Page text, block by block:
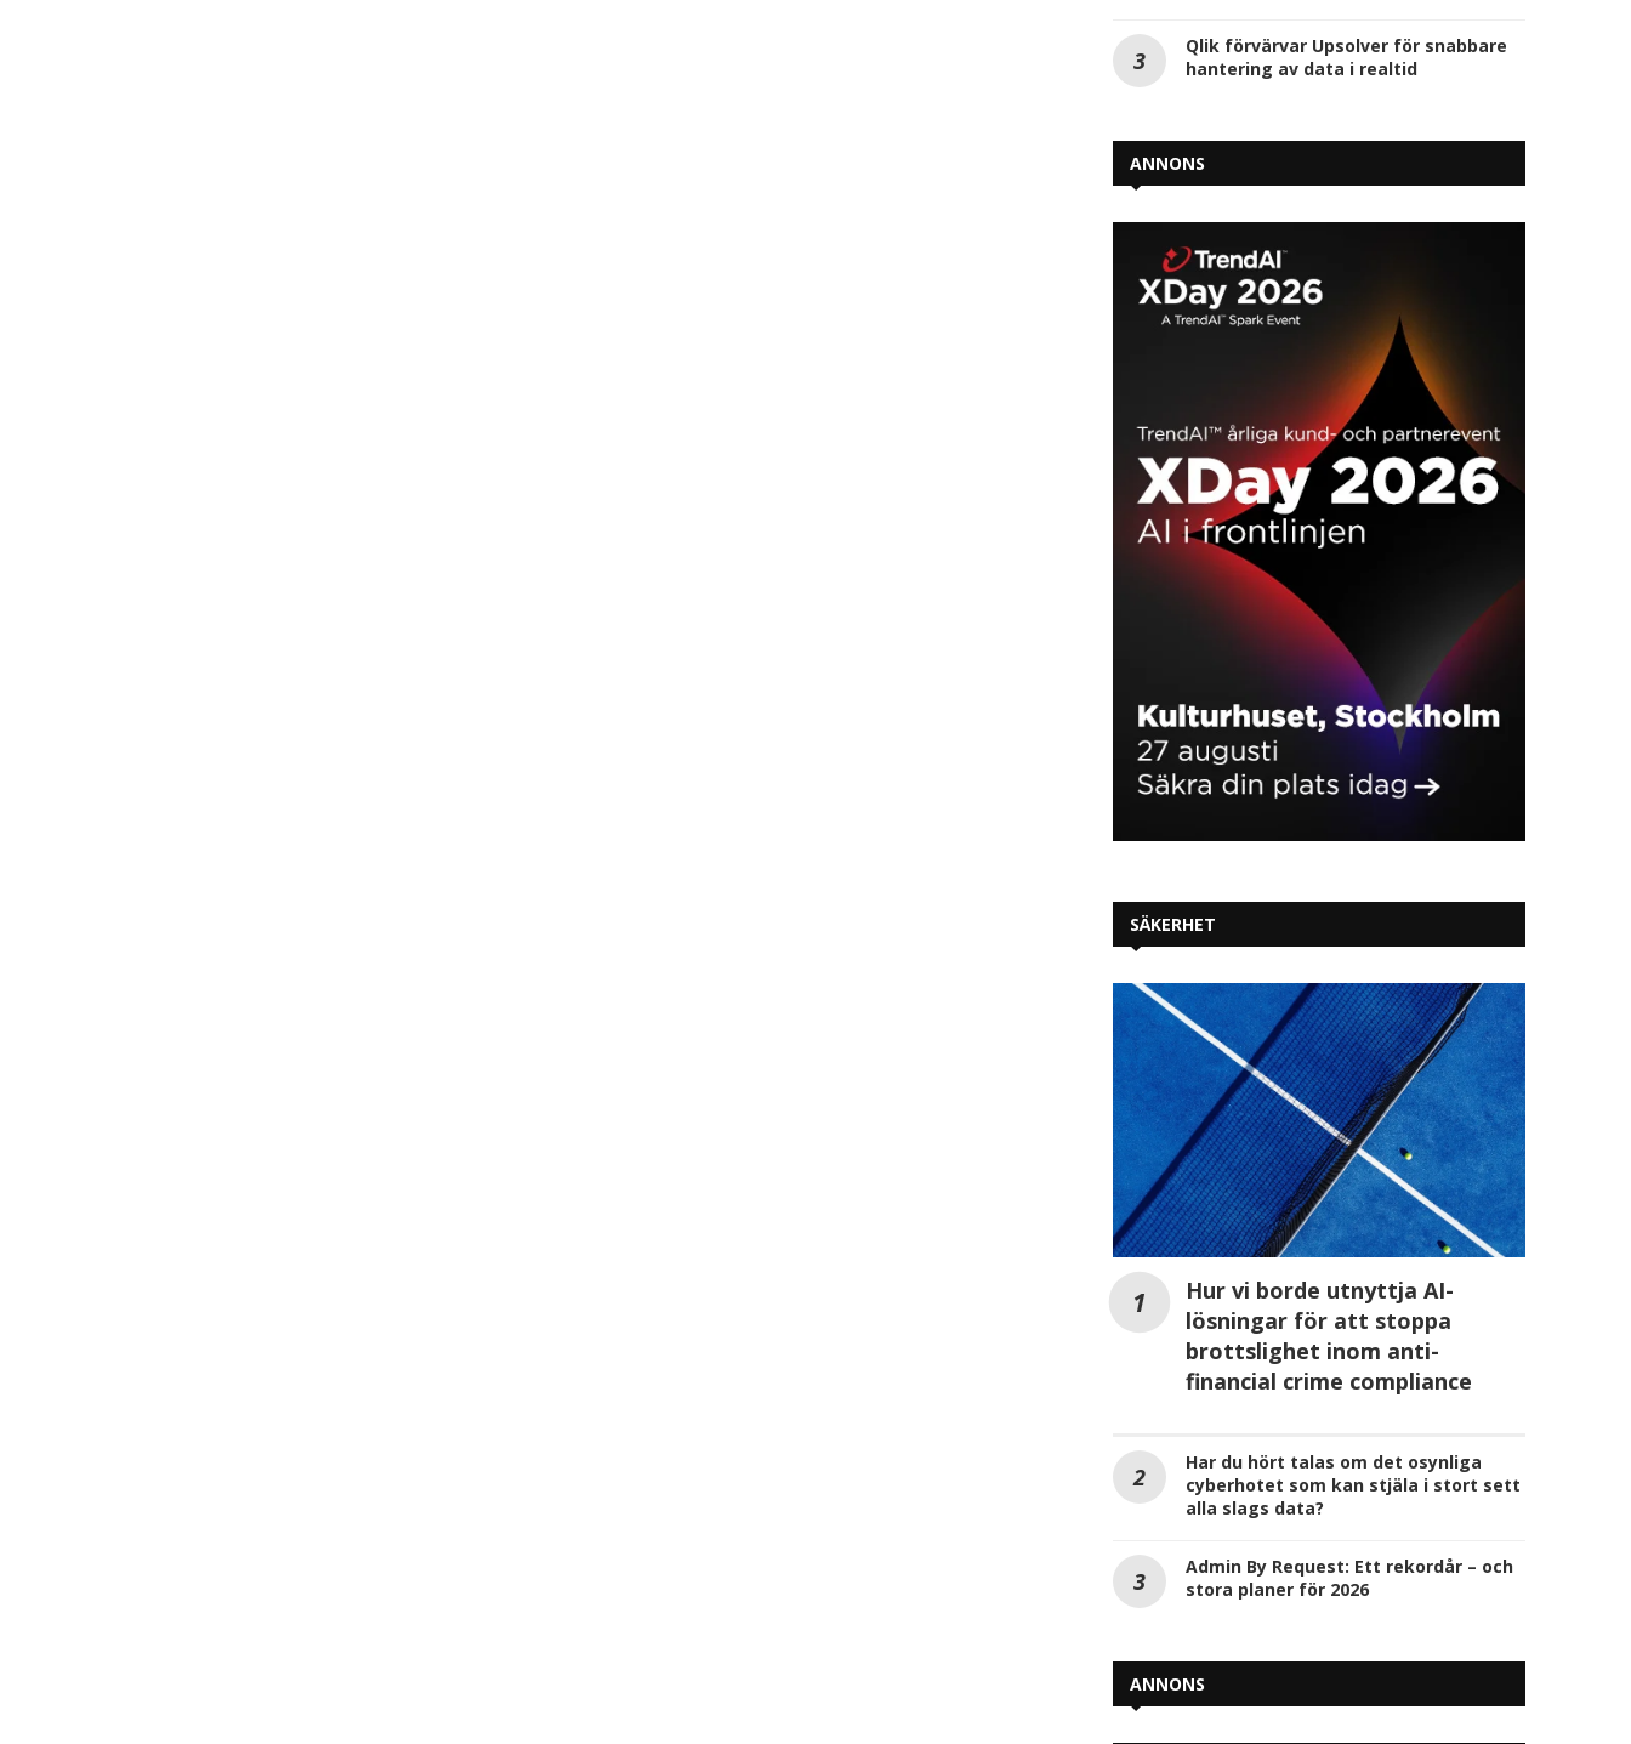
Qlik förvärvar Upsolver för snabbare
hantering av data i realtid
ANNONS
SÄKERHET
Hur vi borde utnyttja AI-
lösningar för att stoppa
brottslighet inom anti-
financial crime compliance
Har du hört talas om det osynliga
cyberhotet som kan stjäla i stort sett
alla slags data?
Admin By Request: Ett rekordår – och
stora planer för 2026
ANNONS